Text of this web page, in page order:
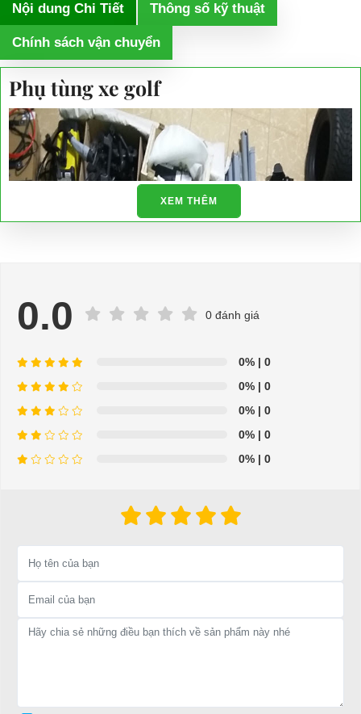
Nội dung Chi Tiết Thông số kỹ thuật
Chính sách vận chuyển
Phụ tùng xe golf
Để được tư vấn thêm về cách sử dụng xe ô tô điện để tăng tuổi thọ
cho xe hoặc có vấn đề gì cần được hỗ trợ, quý khách vui lòng liên
LIÊN HỆ CÔNG TY:
Đại Cường
XEM THÊM
0.0 0 đánh giá
0% | 0
0% | 0
0% | 0
0% | 0
0% | 0